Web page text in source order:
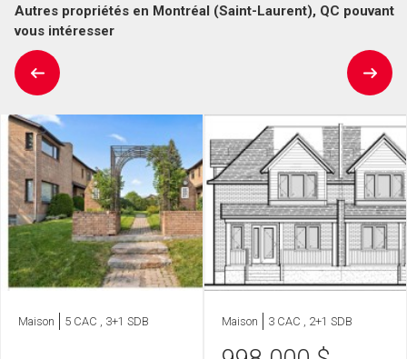
Autres propriétés en Montréal (Saint-Laurent), QC pouvant
vous intéresser
Maison 5 CAC , 3+1 SDB Maison 3 CAC , 2+1 SDB